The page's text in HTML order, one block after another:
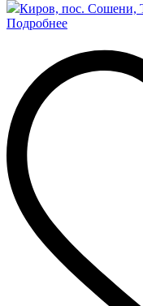
Киров, пос. Сошени,
Подробнее